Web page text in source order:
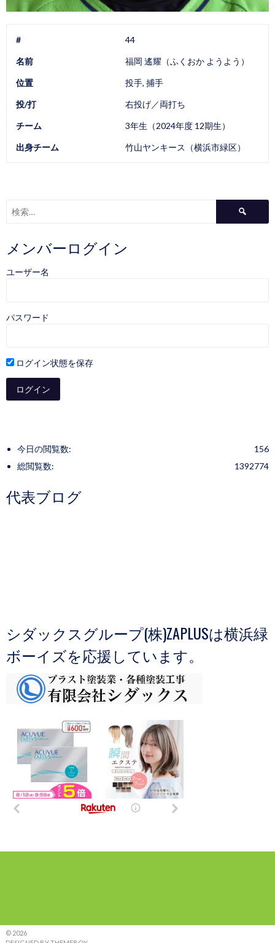
# 44
名前 福岡 遙耀（ふくおか ようよう）
位置 投手, 捕手
投/打 右投げ／両打ち
チーム 3年生（2024年度 12期生）
出身チーム 竹山ヤンキース（横浜市緑区）
メンバーログイン
ユーザー名
パスワード
ログイン状態を保存
156
今日の閲覧数:
1392774
総閲覧数:
代表ブログ
シダックスグループ(株)ZAPLUSは横浜緑
ボーイズを応援しています。
© 2026